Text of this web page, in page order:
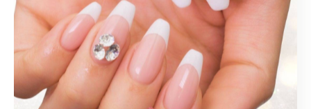
カテゴリー Categories
全てのカテゴリー